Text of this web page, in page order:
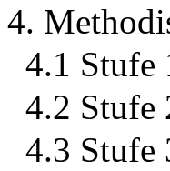
4.
4.1 Stufe
4.2 Stufe
4.3 Stufe